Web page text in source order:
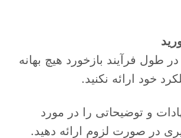
طول فرآیند بازخورد هیچ بهانه
خود ارائه نکنید.
و توضیحاتی را در مورد
در صورت لزوم ارائه دهید.